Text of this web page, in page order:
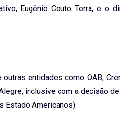
Eugênio Couto Terra, e o
entidades como OAB,
inclusive com a decisão
Estado Americanos).